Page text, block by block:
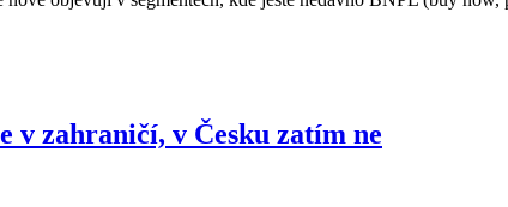
v zahraničí, v Česku zatím ne